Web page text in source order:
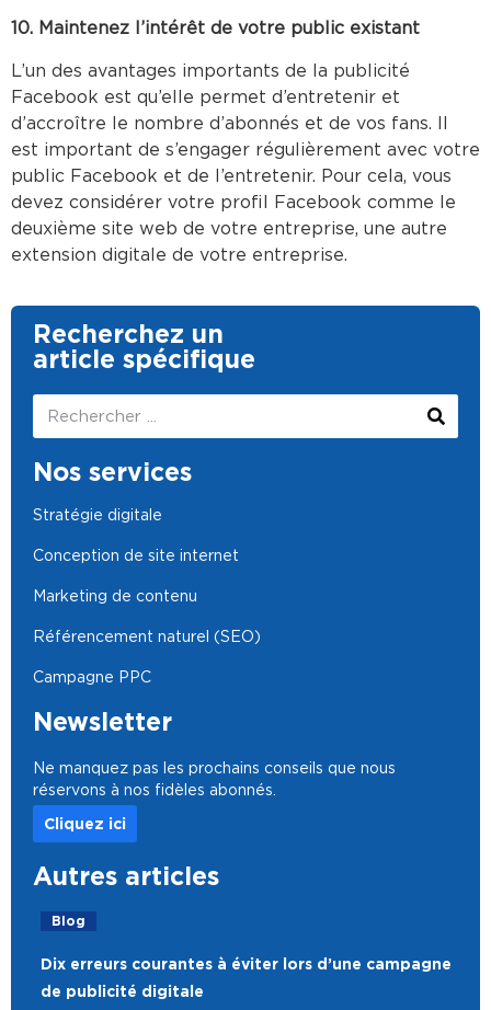
10. Maintenez l’intérêt de votre public existant
L’un des avantages importants de la publicité
Facebook est qu’elle permet d’entretenir et
d’accroître le nombre d’abonnés et de vos fans. Il
est important de s’engager régulièrement avec votre
public Facebook et de l’entretenir. Pour cela, vous
devez considérer votre profil Facebook comme le
deuxième site web de votre entreprise, une autre
extension digitale de votre entreprise.
Recherchez un
article spécifique
Nos services
Stratégie digitale
Conception de site internet
Marketing de contenu
Référencement naturel (SEO)
Campagne PPC
Newsletter
Ne manquez pas les prochains conseils que nous
réservons à nos fidèles abonnés.
Cliquez ici
Autres articles
Blog
Dix erreurs courantes à éviter lors d’une campagne
de publicité digitale